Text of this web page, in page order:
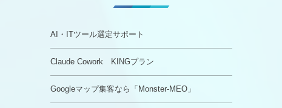
AI・ITツール選定サポート
Claude Cowork KINGプラン
Googleマップ集客なら「Monster-MEO」